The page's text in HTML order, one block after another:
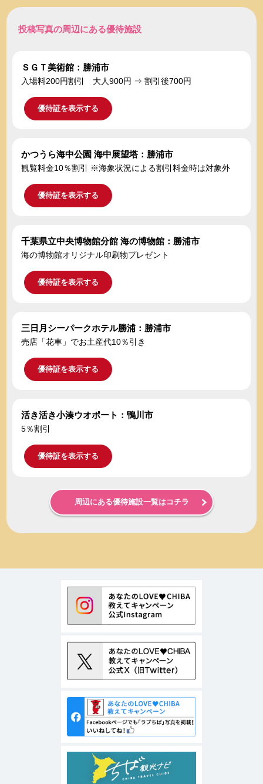
投稿写真の周辺にある優待施設
ＳＧＴ美術館：勝浦市
入場料200円割引 大人900円 ⇒ 割引後700円
優待証を表示する
かつうら海中公園 海中展望塔：勝浦市
観覧料金10％割引 ※海象状況による割引料金時は対象外
優待証を表示する
千葉県立中央博物館分館 海の博物館：勝浦市
海の博物館オリジナル印刷物プレゼント
優待証を表示する
三日月シーパークホテル勝浦：勝浦市
売店「花車」でお土産代10％引き
優待証を表示する
活き活き小湊ウオポート：鴨川市
5％割引
優待証を表示する
周辺にある優待施設一覧はコチラ